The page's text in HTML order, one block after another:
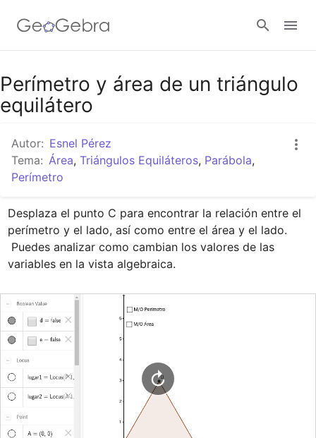
Google Classroom
Perímetro y área de un triángulo
equilátero
Autor: Esnel Pérez
Tema: Área, Triángulos Equiláteros, Parábola,
Perímetro
Desplaza el punto C para encontrar la relación entre el
perímetro y el lado, así como entre el área y el lado.
variables en la vista algebraica.